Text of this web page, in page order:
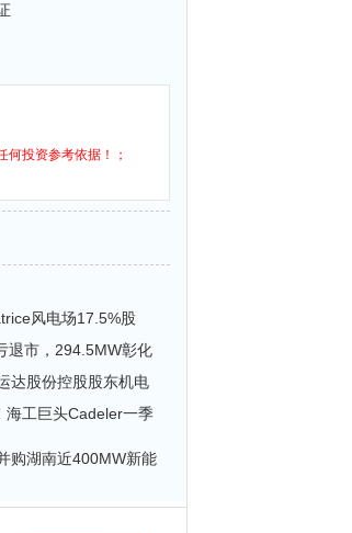
投资参考依据！；
风电场17.5%股
退市，294.5MW彰化
达股份控股股东机电
海工巨头Cadeler一季
购湖南近400MW新能